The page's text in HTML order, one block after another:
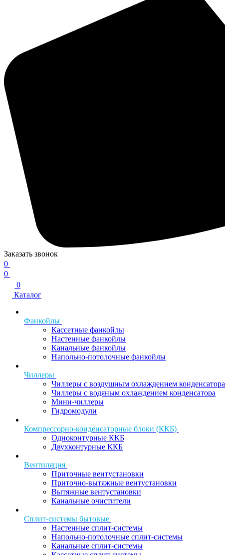
Заказать звонок
0
0
0
Каталог
Фанкойлы
Кассетные фанкойлы
Настенные фанкойлы
Канальные фанкойлы
Напольно-потолочные фанкойлы
Чиллеры
Чиллеры с воздушным охлаждением конденсатора
Чиллеры с водяным охлаждением конденсатора
Мини-чиллеры
Гидромодули
Компрессорно-конденсаторные блоки (ККБ)
Одноконтурные ККБ
Двухконтурные ККБ
Вентиляция
Приточные вентустановки
Приточно-вытяжные вентустановки
Вытяжные вентустановки
Канальные очистители
Сплит-системы бытовые
Настенные сплит-системы
Напольно-потолочные сплит-системы
Канальные сплит-системы